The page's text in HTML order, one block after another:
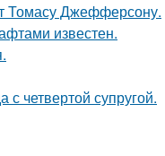
Томасу Джефферсону.
известен.
четвертой супругой.